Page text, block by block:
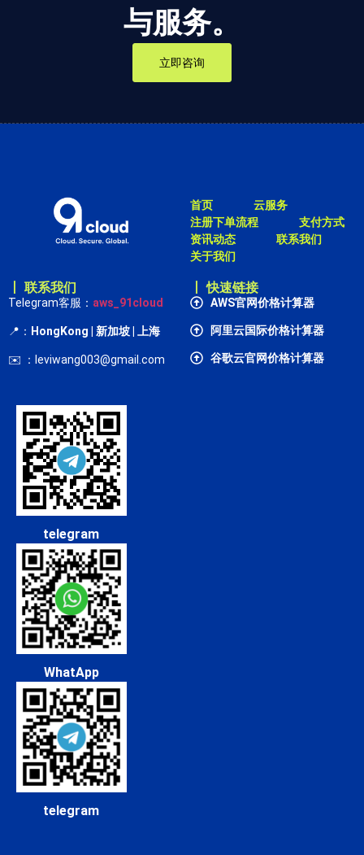
与服务。
立即咨询
首页
云服务
注册下单流程
支付方式
资讯动态
联系我们
关于我们
丨 联系我们
Telegram客服： aws_91cloud
📍： HongKong | 新加坡 | 上海
✉️ ：leviwang003@gmail.com
丨 快速链接
AWS官网价格计算器
阿里云国际价格计算器
谷歌云官网价格计算器
telegram
WhatApp
telegram